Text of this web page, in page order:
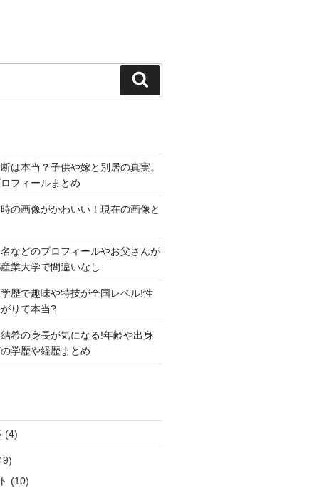
索
は本当？子供や嫁と別居の真実。
フィールまとめ
の画像がかわいい！現在の画像と
などのプロフィールやお父さんが
業大学で間違いなし
歴で趣味や特技が全国レベル!性
りて本当?
希の身長が気になる!年齢や出身
学歴や経歴まとめ
(4)
(10)